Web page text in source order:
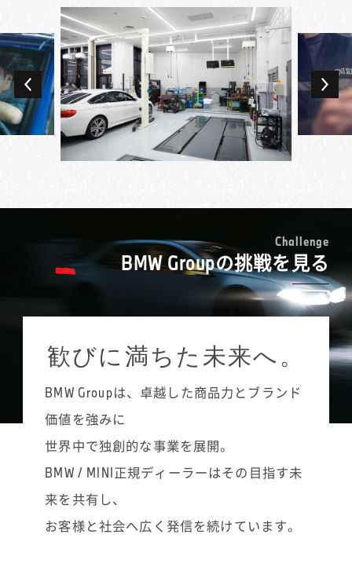
お客様の言葉をそのまま認識するのではな
く、その意図を徹底的に考え抜いて、お客様
の思い描く理想の状態にするということを認
識して対応しています。そのような意識で仕
事をしているからこそ、お客様に「本当にあ
りがとう」と言われた時の歓びも大きいで
す。お客様の幸せの縁の下の力持ちという感
じですかね。
が7年前です。
BMW車は先進的なだけに難しそうなイメージ
が先行していましたが、いざ働いてみると故
障診断や修理のルールが明確で、しっかりと
体系化されていることにまず驚きました。
「ステップを踏んで進めていけば、答えにた
どり着くようになっている」というのは、
BMW車を初めて扱う上でも安心材料になりま
す。eラーニングと座学、実習を組み合わせた
見つけて、自分の手で直したときのやりがい
は格別です。お客様もMINIを専門に扱うテク
ニシャンの知識や技術を求めてご来店いただ
いているので、できる限りご期待に応えたい
と思っています。あるときには、お客様のク
ルマに不具合があるものの、その不具合が出
るタイミングがわからないということがあっ
たのですが、何度も確認する中で故障を見つ
けることができ、直すことができました。そ
もうれしかったですね。
故障探求をする際には、「絶対これだろう」
と決めつけると重要なものを見逃してしまう
ことがあるので、「多分これかな」というく
らいに留めて進めるようにしています。めず
し、冊子にして後輩たちにも渡しています。
専門学校を卒業後、ずっと国産車の整備をし
てきたのですが、自分でMINIを購入したのを
機にその魅力に引き込まれ、仕事でも扱って
みたいと思うようになり転職を決めました。
入社してまず印象的だったのは、先輩テクニ
シャンたちのレベルの高さ。MINIだけに限ら
かと身にしみて感じたのを覚えています。
教育プログラムの充実ぶりは予想以上でし
た。MINIの独自資格の頂点・マイスターを目
指す各段階で、レベルに合った様々な研修が
設定されていて、やる気次第でどんどん知識
ステップアップを目指す楽しさややりがいが
あり、自分の仕事への誇りを持てるのがマイ
スター制度の良さだと思います。
とも仕事の魅力の一つです。多くの人にとっ
と思っています。このオーバーオールを着る
ことで、MINIのテクニシャンであるという誇
りを感じることができます。
MINIのテクニシャンは試験を受けることで、
ジュニア・テクニシャンからMINIテクニシャ
して最高峰であるMINIマイスターへと昇格す
ることができます。まずは着実にMINIテクニ
シャンに昇格し、将来的にはMINIシニア・テ
クニシャンやMINIマイスターを目指したいで
すね。かなり勉強しないと難しいですが、い
つかは背中に「MINI MEISTER」と書かれたオ
ーバーオールを着るのが目標です。
もしれませんが、女性でも扱いやすい工具も
最近は多々ありますので、男性の仕事と思う
Challenge
BMW Groupの挑戦を見る
歓びに満ちた未来へ。
BMW Groupは、卓越した商品力とブランド
価値を強みに
世界中で独創的な事業を展開。
BMW / MINI正規ディーラーはその目指す未
来を共有し、
お客様と社会へ広く発信を続けています。